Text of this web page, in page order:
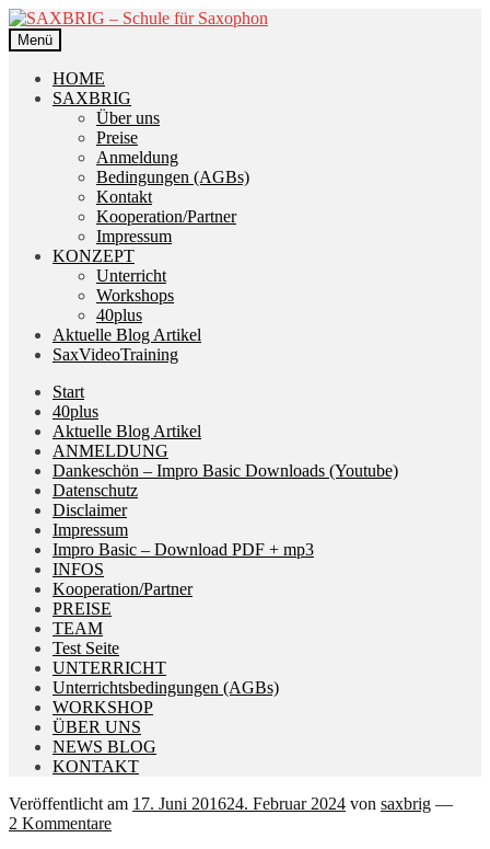
Zur
Navigation
springen
Zum
Inhalt
springen
Menü
HOME
SAXBRIG
Über uns
Preise
Anmeldung
Bedingungen (AGBs)
Kontakt
Kooperation/Partner
Impressum
KONZEPT
Unterricht
Workshops
40plus
Aktuelle Blog Artikel
SaxVideoTraining
Start
40plus
Aktuelle Blog Artikel
ANMELDUNG
Dankeschön – Impro Basic Downloads (Youtube)
Datenschutz
Disclaimer
Impressum
Impro Basic – Download PDF + mp3
INFOS
Kooperation/Partner
PREISE
TEAM
Test Seite
UNTERRICHT
Unterrichtsbedingungen (AGBs)
WORKSHOP
ÜBER UNS
NEWS BLOG
KONTAKT
Veröffentlicht am 17. Juni 201624. Februar 2024 von saxbrig —
2 Kommentare